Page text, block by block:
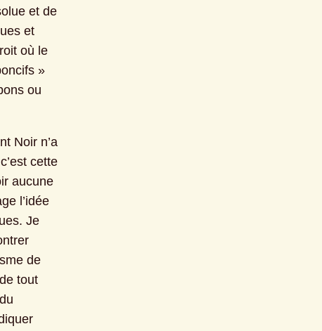
et de
et
où le
»
ou
Noir n’a
cette
aucune
l’idée
Je
de
tout